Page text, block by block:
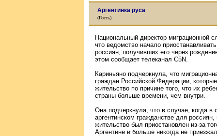
Аргентинка руса
(Гость)
Национальный директор миграционной
что ведомство начало
россиян, получивших его через
этом сообщает телеканал C5N.
Кариньяно подчеркнула, что
граждан Российской Федерации,
жительство по причине того, что их
страны больше времени, чем внутри.
Она подчеркнула, что в случае, когда в
аргентинском гражданстве для
жительство был приостановлен из-за
Аргентине и больше никогда не